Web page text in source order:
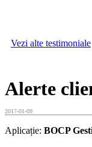
Vezi alte testimoniale
Alerte
2017-01-09
Aplicație: BOCP